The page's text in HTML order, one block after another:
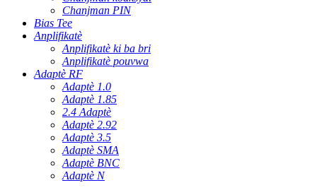
Chanjman PIN
Bias Tee
Anplifikatè
Anplifikatè ki ba bri
Anplifikatè pouvwa
Adaptè RF
Adaptè 1.0
Adaptè 1.85
2.4 Adaptè
Adaptè 2.92
Adaptè 3.5
Adaptè SMA
Adaptè BNC
Adaptè N